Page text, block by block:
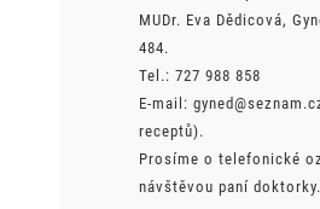
MUDr. Eva Dědicová,
484.
Tel.: 727 988 858
E-mail:
receptů).
Prosíme o telefonické
návštěvou paní doktorky.